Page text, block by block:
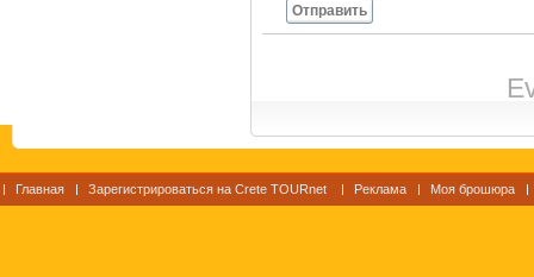
Отправить
Главная Зарегистрироваться на Crete TOURnet Реклама Моя брошюра